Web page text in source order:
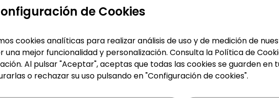
Limpieza y mantenimiento
Operario/a de limpieza de
de Cookies
cookies analíticas para realizar análisis de uso y de medición de
una mejor funcionalidad y personalización. Consulta la Política de
Al pulsar "Aceptar", aceptas que todas las cookies se guarden en
o rechazar su uso pulsando en "Configuración de cookies".